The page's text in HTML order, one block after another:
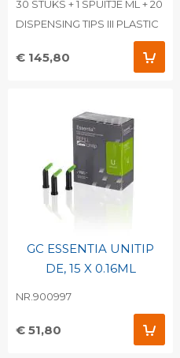
30 STUKS + 1 SPUITJE ML + 20
DISPENSING TIPS III PLASTIC
€ 145,80
GC ESSENTIA UNITIP
DE, 15 X 0.16ML
NR.900997
€ 51,80